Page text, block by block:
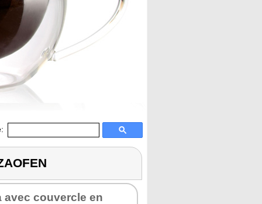
avec cou­vercle en